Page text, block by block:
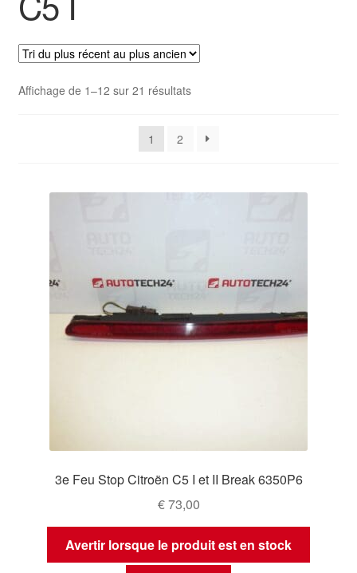
Livraison
Livraison internationale
Mon compte
Procédure de Réclamation
Termes et conditions
Affichage de 1–12 sur 21 résultatsTrié
récent
ancien
1 2
3e Feu Stop Citroën C5 I et II Break 6350P6
€73,00
Avertir lorsque le produit est en stock